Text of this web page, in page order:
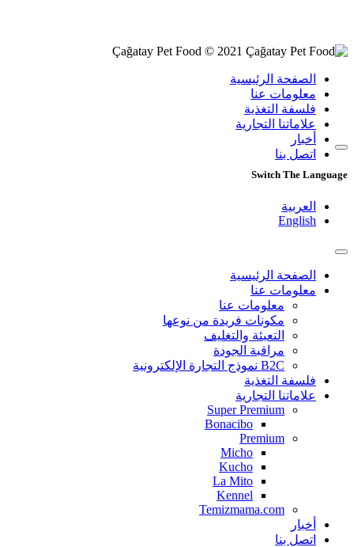
الصفحة الرئيسية
معلومات عنا
فلسفة التغذية
علاماتنا التجارية
أخبار
اتصل بنا
Switch The Language
العربية
English
الصفحة الرئيسية
معلومات عنا
معلومات عنا
مكونات فريدة من نوعها
التعبئة والتغليف
مراقبة الجودة
B2C نموذج التجارة الإلكترونية
فلسفة التغذية
علاماتنا التجارية
Super Premium
Bonacibo
Premium
Micho
Kucho
La Mito
Kennel
Temizmama.com
أخبار
اتصل بنا